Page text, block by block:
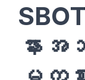
နား